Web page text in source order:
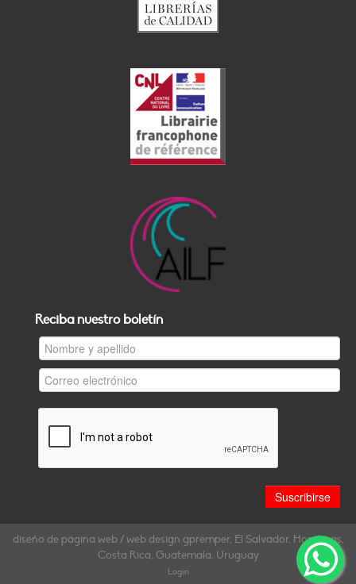
Reciba nuestro boletín
diseño de página web / web design gpremper, El Salvador, Honduras,
Costa Rica, Guatemala, Uruguay
Login